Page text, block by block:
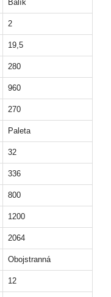
Balík
2
19,5
280
960
270
Paleta
32
336
800
1200
2064
Obojstranná
12